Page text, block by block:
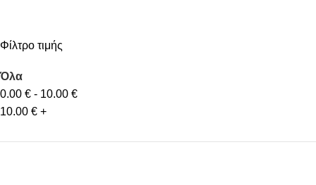
Φίλτρο τιμής
Όλα
0.00 € - 10.00 €
10.00 € +